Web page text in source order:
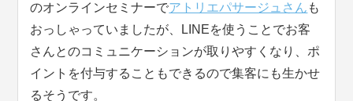
のオンラインセミナーでアトリエパサージュさん も
おっしゃっていましたが、LINEを使うことでお客
さんとのコミュニケーションが取りやすくなり、ポ
イントを付与することもできるので集客にも生かせ
るそうです。